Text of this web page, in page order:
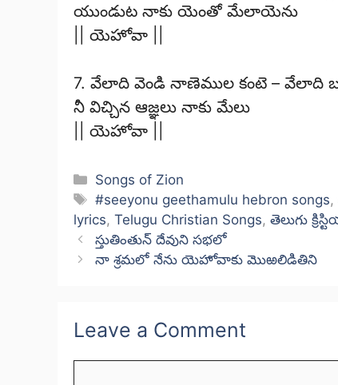
యుండుట నాకు యెంతో మేలాయెను
|| యెహోవా ||
7. వేలాది వెండి నాణెముల కంటె – వేలాది
నీ విచ్చిన ఆజ్ఞలు నాకు మేలు
|| యెహోవా ||
Categories
Songs of Zion
Tags
#seeyonu geethamulu hebron songs,
lyrics, Telugu Christian Songs, తెలుగు
స్తుతింతున్ దేవుని సభలో
నా శ్రమలో నేను యెహోవాకు మొఱలిడితిని
Leave a Comment